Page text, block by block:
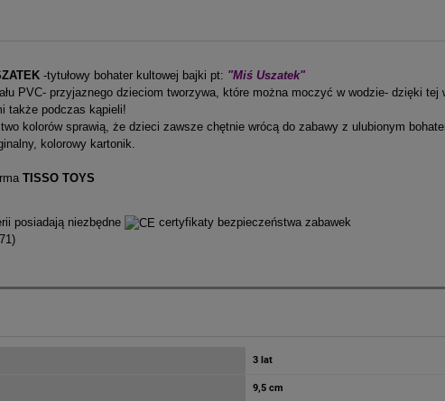
-tytułowy bohater kultowej bajki pt: "Miś Uszatek"
PVC- przyjaznego dzieciom tworzywa, które można moczyć w wodzie- dzięki tej
także podczas kąpieli!
kolorów sprawią, że dzieci zawsze chętnie wrócą do zabawy z ulubionym
kolorowy kartonik.
TISSO TOYS
posiadają niezbędne
certyfikaty bezpieczeństwa zabawek
3 lat
9,5 cm